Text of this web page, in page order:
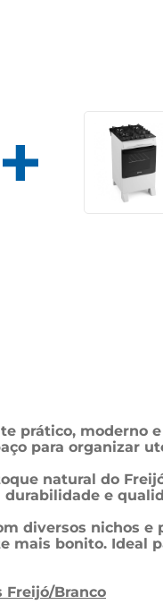
prático, moderno
para organizar
natural do
e
diversos nichos
mais bonito. Ideal
Freijó/Branco